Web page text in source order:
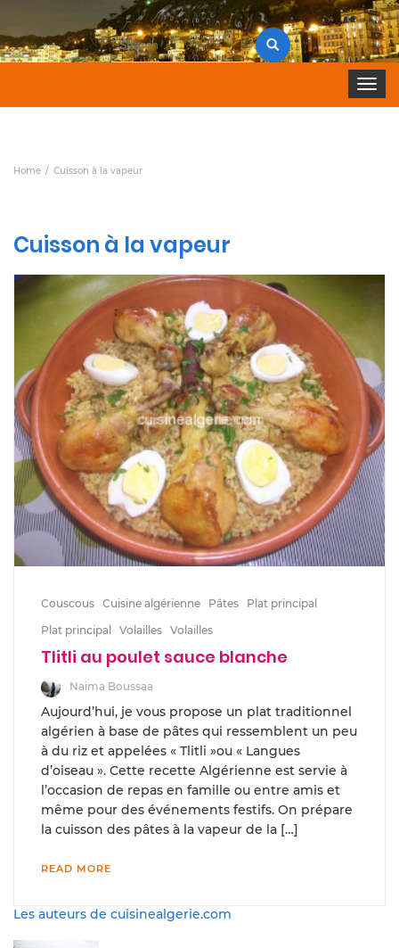
Search
for:
Toggle
Home Cuisson à la vapeur
Cuisson à la vapeur
Couscous Cuisine algérienne Pâtes
Plat principal
Plat principal
Volailles Volailles
Tlitli au poulet sauce blanche
Naima Boussaa
Aujourd’hui, je vous propose un plat traditionnel
algérien à base de pâtes qui ressemblent un peu
à du riz et appelées « Tlitli »ou « Langues
d’oiseau ». Cette recette Algérienne est servie à
l’occasion de repas en famille ou entre amis et
même pour des événements festifs. On prépare
la cuisson des pâtes à la vapeur de la […]
READ MORE
Les auteurs de cuisinealgerie.com